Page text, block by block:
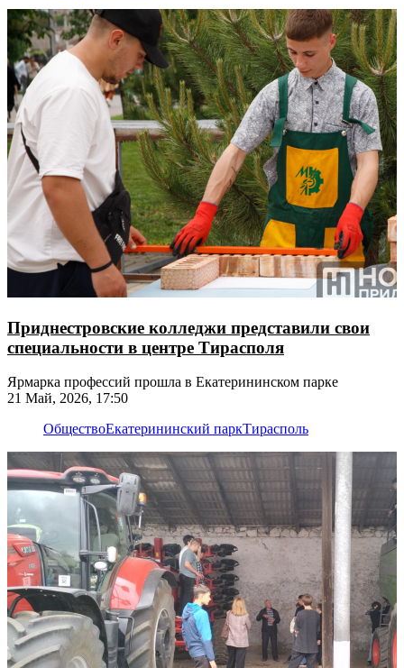
Приднестровские колледжи представили свои
специальности в центре Тирасполя
Ярмарка профессий прошла в Екатерининском парке
21 Май, 2026, 17:50
ОбществоЕкатерининский паркТирасполь